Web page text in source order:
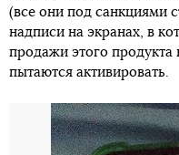
(все они под санкциями
надписи на экранах, в
продажи этого продукта
пытаются активировать.